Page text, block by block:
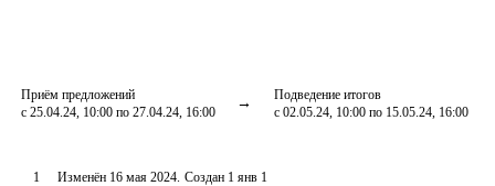
Приём предложений
с 25.04.24, 10:00 по 27.04.24, 16:00
Подведение итогов
с 02.05.24, 10:00 по 15.05.24, 16:00
1 Изменён 16 мая 2024. Создан 1 янв 1